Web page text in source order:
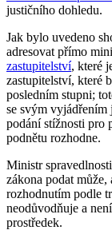
justičního dohledu.
Jak bylo uvedeno
adresovat přímo
zastupitelství, které
zastupitelství, které
posledním stupni;
se svým
podání stížnosti pro
podnětu rozhodne.
Ministr
zákona podat
rozhodnutím podle
neodůvodňuje a
prostředek.